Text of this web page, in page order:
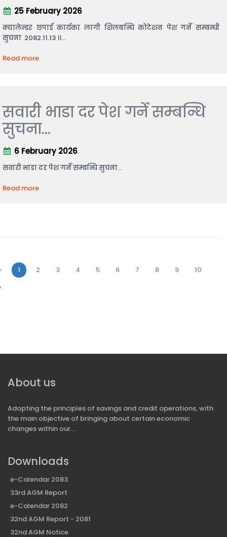
25 February 2026
क्यालेन्डर छपाई कार्यका लागी शिलबन्धि कोटेशन पेश गर्ने सम्बन्धी
सुचना 2082.11.13 ।।...
Read more
सवारी भाडा दर पेश गर्ने सम्बन्धि
सुचना...
6 February 2026
सवारी भाडा दर पेश गर्ने सम्बन्धि सुचना...
Read more
‹ 1 2 3 4 5 6 7 8 9
10
›
About us
Adopting the principles of savings and credit operations, with
the main objective of bringing about certain economic
changes within our...
Downloads
e-Calendar 2083
33rd AGM Report
e-Calendar 2082
32nd AGM Report - 2081
32nd AGM Notice